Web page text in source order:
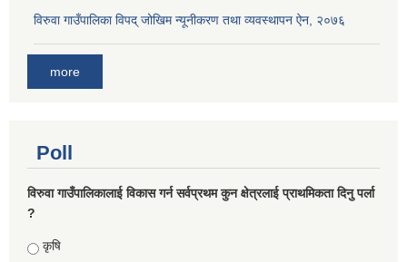
विरुवा गाउँपालिका विपद् जोखिम न्यूनीकरण तथा व्यवस्थापन ऐन, २०७६
more
Poll
विरुवा गाउँपालिकालाई विकास गर्न सर्वप्रथम कुन क्षेत्रलाई प्राथमिकता दिनु पर्ला
?
Choices
कृषि